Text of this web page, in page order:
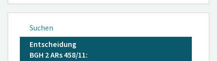
Suchen
Entscheidung
BGH 2 ARs 458/11: